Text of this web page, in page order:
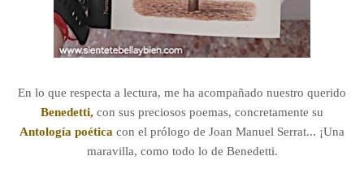
En lo que respecta a lectura, me ha acompañado nuestro querido
Benedetti, con sus preciosos poemas, concretamente su
Antología poética con el prólogo de Joan Manuel Serrat... ¡Una
maravilla, como todo lo de Benedetti.